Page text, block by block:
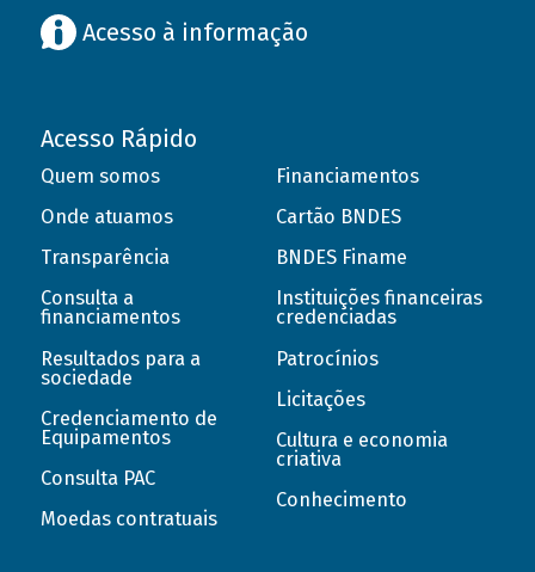
Acesso à informação
Acesso Rápido
Quem somos
Onde atuamos
Transparência
Consulta a
financiamentos
Resultados para a
sociedade
Credenciamento de
Equipamentos
Consulta PAC
Moedas contratuais
Financiamentos
Cartão BNDES
BNDES Finame
Instituições financeiras
credenciadas
Patrocínios
Licitações
Cultura e economia
criativa
Conhecimento